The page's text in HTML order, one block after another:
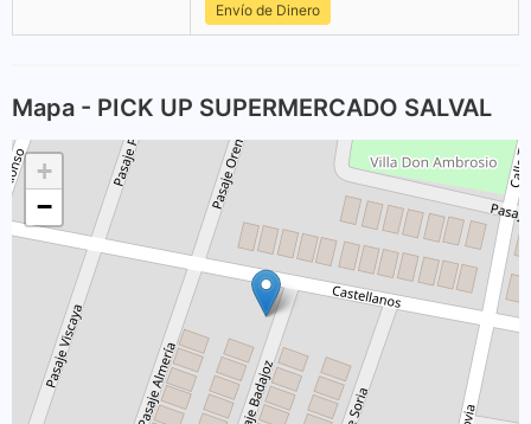
Envío de Dinero
Mapa - PICK UP SUPERMERCADO SALVAL
+
−